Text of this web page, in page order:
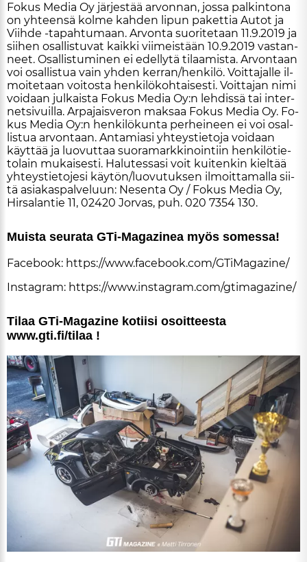
Fo­kus Me­dia Oy jär­jes­tää ar­von­nan, jos­sa pal­kin­to­na
on yh­teen­sä kol­me kah­den li­pun pa­ket­tia Au­tot ja
Viih­de -ta­pah­tu­maan. Ar­von­ta suo­ri­te­taan 11.9.2019 ja
sii­hen osal­lis­tu­vat kaik­ki vii­meis­tään 10.9.2019 vas­tan­
neet. Osal­lis­tu­mi­nen ei edel­ly­tä ti­laa­mis­ta. Ar­von­taan
voi osal­lis­tua vain yh­den ker­ran/hen­ki­lö. Voit­ta­jal­le il­
moi­te­taan voi­tos­ta hen­ki­lö­koh­tai­ses­ti. Voit­ta­jan nimi
voi­daan jul­kais­ta Fo­kus Me­dia Oy:n leh­dis­sä tai in­ter­
net­si­vuil­la. Ar­pa­jais­ve­ron mak­saa Fo­kus Me­dia Oy. Fo­
kus Me­dia Oy:n hen­ki­lö­kun­ta per­hei­neen ei voi osal­
lis­tua ar­von­taan. An­ta­mi­a­si yh­teys­tie­to­ja voi­daan
käyt­tää ja luo­vut­taa suo­ra­mark­ki­noin­tiin hen­ki­lö­tie­
to­lain mu­kai­ses­ti. Ha­lu­tes­sa­si voit kui­ten­kin kiel­tää
yh­teys­tie­to­je­si käy­tön/luo­vu­tuk­sen il­moit­ta­mal­la sii­
tä asi­a­kas­pal­ve­luun: Ne­sen­ta Oy / Fo­kus Me­dia Oy,
Hir­sa­lan­tie 11, 02420 Jor­vas, puh. 020 7354 130.
Muis­ta seu­ra­ta GTi-Ma­ga­zi­nea myös so­mes­sa!
Fa­ce­book: https://www.fa­ce­book.com/GTi­Ma­ga­zi­ne/
Ins­tag­ram: https://www.ins­tag­ram.com/gti­ma­ga­zi­ne/
Ti­laa GTi-Ma­ga­zi­ne ko­tii­si osoit­tees­ta
www.gti.fi/ti­laa !